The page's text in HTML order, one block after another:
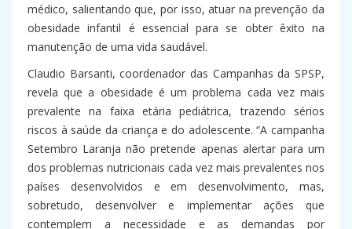
médico, salientando que, por isso, atuar na prevenção da
obesidade infantil é essencial para se obter êxito na
manutenção de uma vida saudável.
Claudio Barsanti, coordenador das Campanhas da SPSP,
revela que a obesidade é um problema cada vez mais
prevalente na faixa etária pediátrica, trazendo sérios
riscos à saúde da criança e do adolescente. “A campanha
Setembro Laranja não pretende apenas alertar para um
dos problemas nutricionais cada vez mais prevalentes nos
países desenvolvidos e em desenvolvimento, mas,
sobretudo, desenvolver e implementar ações que
contemplem a necessidade e as demandas por